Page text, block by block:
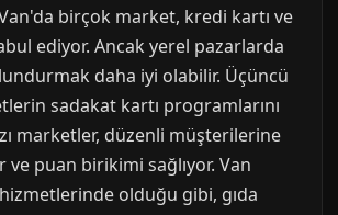
birçok market, kredi kartı ve
ediyor. Ancak yerel pazarlarda
daha iyi olabilir. Üçüncü
sadakat kartı programlarını
marketler, düzenli müşterilerine
puan birikimi sağlıyor. Van
olduğu gibi, gıda